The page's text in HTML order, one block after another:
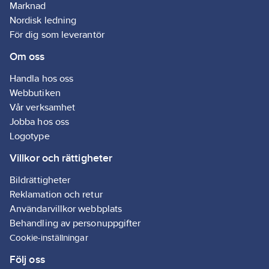
enlighet med
EN 13501-
1:2007
påverkan och
skapar ett
professionellt
och enhetligt
både nya och
installationer.
och enhetligt
Marknad
Nordisk ledning
För dig som leverantör
Om oss
Handla hos oss
Webbutiken
Vår verksamhet
Jobba hos oss
Logotype
Villkor och rättigheter
Bildrättigheter
Reklamation och retur
Användarvillkor webbplats
Behandling av personuppgifter
Cookie-inställningar
Följ oss